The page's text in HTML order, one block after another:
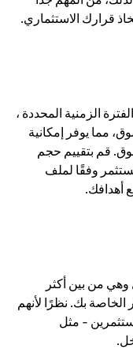
قرارك الاستثماري.
الزمنية المحددة ،
مما يوفر إمكانية
قم بتقييم حجم
وفقًا لملف
أهدافك.
وهي من بين أكثر
الخاصة بك. نظرًا لأنهم
- مثل